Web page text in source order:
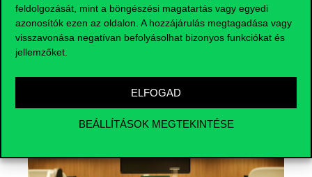
feldolgozását, mint a böngészési magatartás vagy egyedi
azonosítók ezen az oldalon. A hozzájárulás megtagadása vagy
visszavonása negatívan befolyásolhat bizonyos funkciókat és
jellemzőket.
ELFOGAD
BEÁLLÍTÁSOK MEGTEKINTÉSE
Események